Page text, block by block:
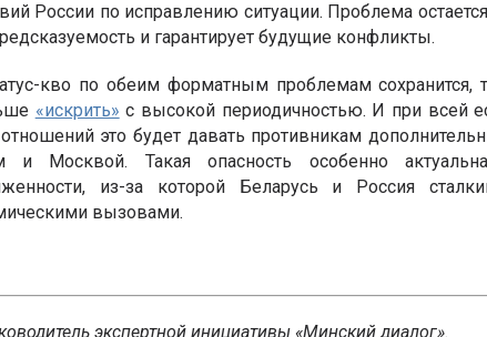
России по исправлению ситуации. Проблема
и гарантирует будущие конфликты.
кво по обеим форматным проблемам сохранится,
«искрить» с высокой периодичностью. И при всей
это будет давать противникам
Москвой. Такая опасность особенно
из-за которой Беларусь и Россия
вызовами.
экспертной инициативы «Минский диалог».